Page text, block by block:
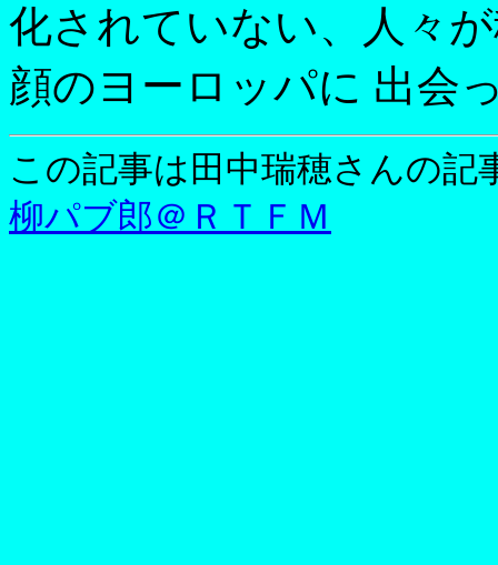
化されていない、人々
顔のヨーロッパに 出会
この記事は田中瑞穂さんの記
柳パブ郎＠ＲＴＦＭ